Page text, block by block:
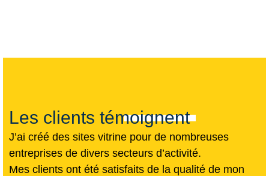
Les clients témoignent
J’ai créé des sites vitrine pour de nombreuses
entreprises de divers secteurs d’activité.
Mes clients ont été satisfaits de la qualité de mon